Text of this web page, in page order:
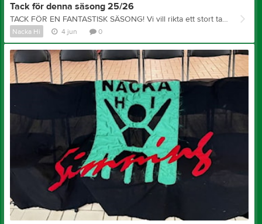
Tack för denna säsong 25/26
TACK FÖR EN FANTASTISK SÄSONG! Vi vill rikta ett stort tack till alla spelare, ledare, funktionärer, supportrar och familjer som har varit en del av oss. Ert engagemang, er glädje och ert stöd betyder oerhört mycket för vår förening. Ett extra tack till alla som deltog på vår sommaravslutning. Vilken härlig dag vi fick tillsammans – fylld av gemenskap, skratt och nya fina minnen som vi tar med oss vidare. ☀️😊 Nu väntar lite välförtjänt sommarlov för många av oss, även om vissa grenar fortsätter att träna och spela cuper under sommaren. Vi ser redan fram emot att ses igen till hösten för en ny säsong med nya utmaningar, upplevelser och framgångar tillsammans! 🌟 Sist men inte minst vill vi rikta ett stort tack till vår sponsor ICA Maxi Nacka för ett fint samarbete och ert värdefulla stöd under året. Tack! 🌟 Önskar er alla en riktigt härlig sommar! ☀️
Nacka Hi 4 jun 0